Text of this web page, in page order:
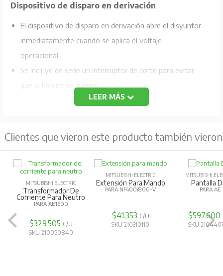
Dispositivo de disparo en derivación
El dispositivo de disparo en derivación abre el disyuntor
inmediatamente cuando se aplica el voltaje
operacional.
Se incluye de serie un interruptor de corte para evitar
que la bobina se queme.
Voltaje de control:100-450VAC/100-200VDC
LEER MÁS
Clientes que vieron este producto también vieron
MITSUBISHI ELECTRIC
Transformador De
Corriente Para Neutro
PARA AE1600
$329.505 C/U
SKU 210050840
MITSUBISHI ELECTRIC
Extensión Para Mando
PARA NF400/800-V
$41.353 C/U
SKU 210310110
MITSUBISHI
Pantalla
PARA AE
$597.600
SKU